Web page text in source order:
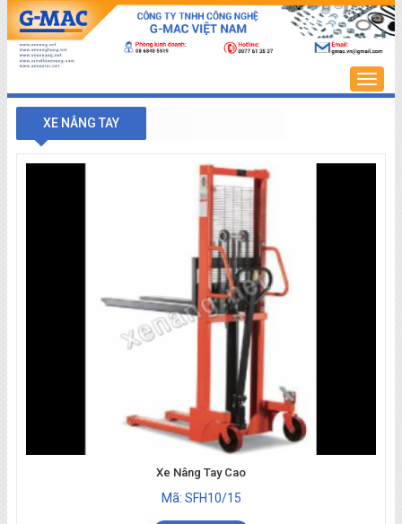
Trang
chủ
XE NÂNG TAY
Xe Nâng Tay Cao
Mã: SFH10/15